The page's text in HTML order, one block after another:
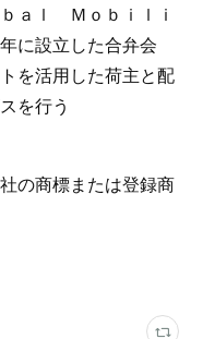
ａｌ Ｍｏｂｉｌｉ
に設立した合弁会
を活用した荷主と配
を行う
の商標または登録商